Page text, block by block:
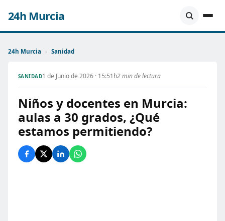
24h Murcia
24h Murcia › Sanidad
SANIDAD1 de Junio de 2026 · 15:51h2 min de lectura
Niños y docentes en Murcia:
aulas a 30 grados, ¿Qué
estamos permitiendo?